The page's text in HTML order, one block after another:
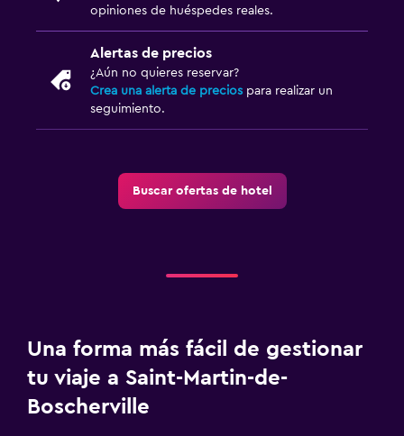
opiniones de huéspedes reales.
Alertas de precios
¿Aún no quieres reservar?
Crea una alerta de precios para realizar un
seguimiento.
Buscar ofertas de hotel
Una forma más fácil de gestionar
tu viaje a Saint-Martin-de-
Boscherville